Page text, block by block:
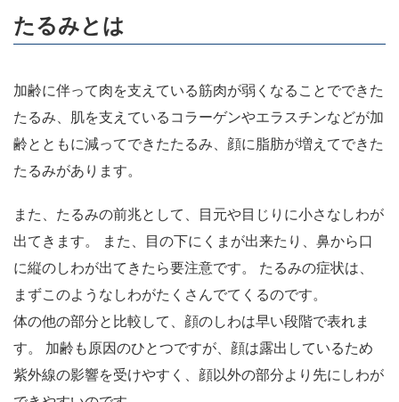
たるみとは
加齢に伴って肉を支えている筋肉が弱くなることでできた
たるみ、肌を支えているコラーゲンやエラスチンなどが加
齢とともに減ってできたたるみ、顔に脂肪が増えてできた
たるみがあります。
また、たるみの前兆として、目元や目じりに小さなしわが
出てきます。 また、目の下にくまが出来たり、鼻から口
に縦のしわが出てきたら要注意です。 たるみの症状は、
まずこのようなしわがたくさんでてくるのです。
体の他の部分と比較して、顔のしわは早い段階で表れま
す。 加齢も原因のひとつですが、顔は露出しているため
紫外線の影響を受けやすく、顔以外の部分より先にしわが